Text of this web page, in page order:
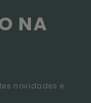
NA
novidades e